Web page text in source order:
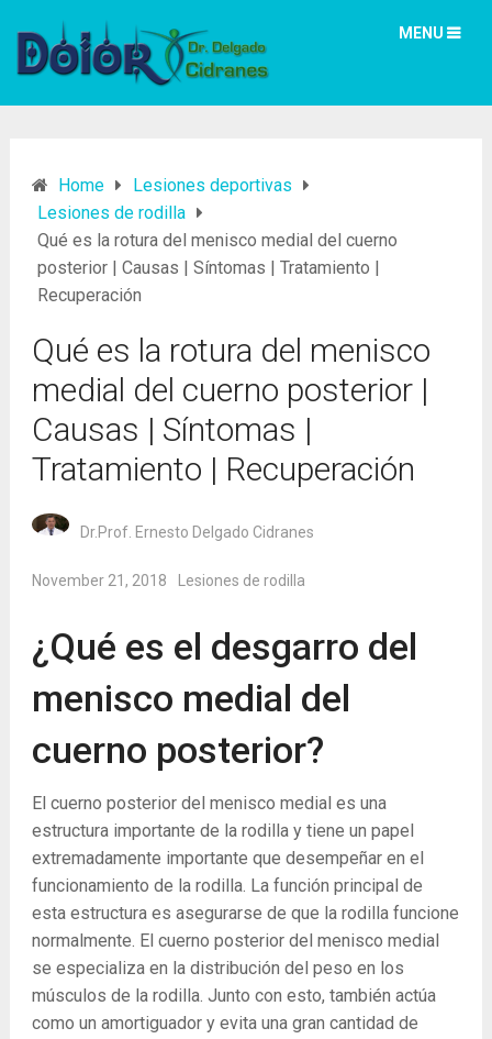
MENU
Home
Lesiones deportivas
Lesiones de rodilla
Qué es la rotura del menisco medial del cuerno
posterior | Causas | Síntomas | Tratamiento |
Recuperación
Qué es la rotura del menisco
medial del cuerno posterior |
Causas | Síntomas |
Tratamiento | Recuperación
Dr.Prof. Ernesto Delgado Cidranes
November 21, 2018 Lesiones de rodilla
¿Qué es el desgarro del
menisco medial del
cuerno posterior?
El cuerno posterior del menisco medial es una
estructura importante de la rodilla y tiene un papel
extremadamente importante que desempeñar en el
funcionamiento de la rodilla. La función principal de
esta estructura es asegurarse de que la rodilla funcione
normalmente. El cuerno posterior del menisco medial
se especializa en la distribución del peso en los
músculos de la rodilla. Junto con esto, también actúa
como un amortiguador y evita una gran cantidad de